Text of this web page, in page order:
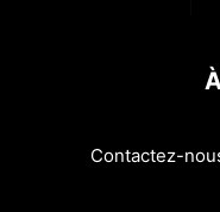
Contactez-